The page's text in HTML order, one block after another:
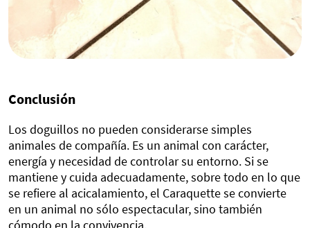
Conclusión
Los doguillos no pueden considerarse simples
animales de compañía. Es un animal con carácter,
energía y necesidad de controlar su entorno. Si se
mantiene y cuida adecuadamente, sobre todo en lo que
se refiere al acicalamiento, el Caraquette se convierte
en un animal no sólo espectacular, sino también